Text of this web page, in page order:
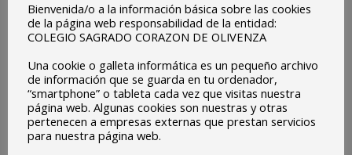
Bienvenida/o a la información básica sobre las cookies
de la página web responsabilidad de la entidad:
COLEGIO SAGRADO CORAZON DE OLIVENZA
Una cookie o galleta informática es un pequeño archivo
de información que se guarda en tu ordenador,
“smartphone” o tableta cada vez que visitas nuestra
página web. Algunas cookies son nuestras y otras
pertenecen a empresas externas que prestan servicios
para nuestra página web.